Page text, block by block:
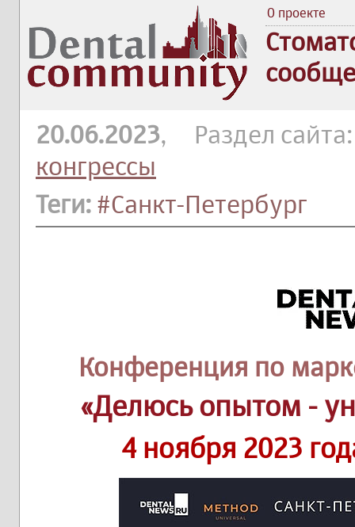
О проекте
20.06.2023, Раздел
конгрессы
Теги: #Санкт-Петербург
Конференция по
«Делюсь опытом -
4 ноября 2023